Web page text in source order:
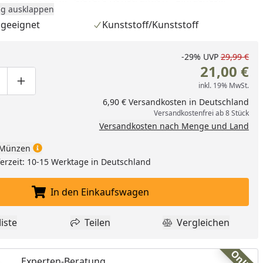
zwischenzeitliches Abgießen des Wassers, dank
integriertem Bodenablauf. · Stabil und sicher - Der
Sieb - Der praktische Siebeinsatz kann bedenkenlos
von Pasta oder anderer gekochter Zutaten verwednet
- Dank hochwertigen Materials und
sind Schüssel und Sieb zur unkomplizierten
geeignet.
ausklappen
Kunststoff/Kunststoff
um eins verringern
manuell eingeben
Produktmenge um eins erhöhen
-29% UVP 29,99 €
21,00 €
inkl. 19% MwSt.
6,90 € Versandkosten in Deutschland
Versandkostenfrei ab 8 Stück
Versandkosten nach Menge und Land
10-15 Werktage in Deutschland
In den Einkaufswagen legen
In den Einkaufswagen
zur Wunschliste hinzufügen
Teilen
Teilen Produkt
Vergleichen